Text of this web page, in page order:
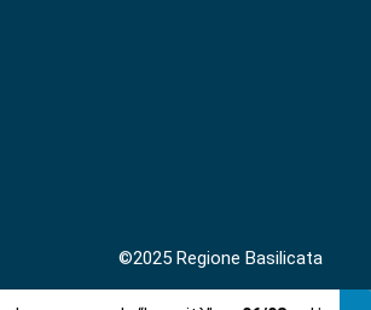
©2025 Regione Basilicata